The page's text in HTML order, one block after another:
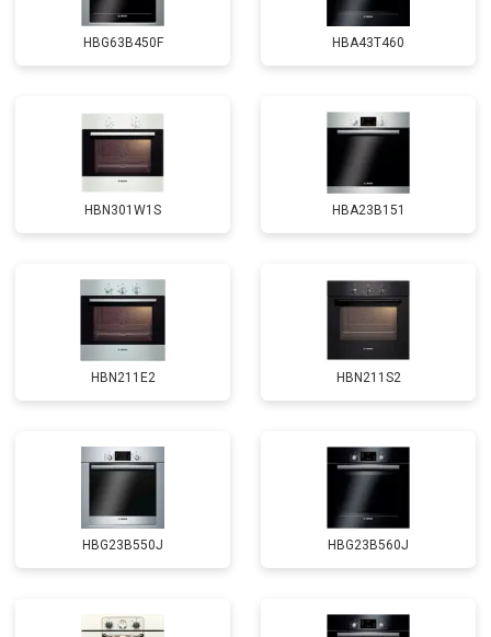
HBG63B450F HBA43T460
HBN301W1S HBA23B151
HBN211E2 HBN211S2
HBG23B550J HBG23B560J